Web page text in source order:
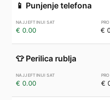
📱 Punjenje telefona
€ 0.00 €
👕 Perilica rublja
€ 0.00 €